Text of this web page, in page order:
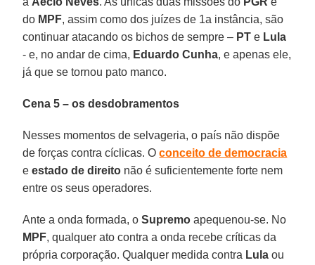
do MPF, assim como dos juízes de 1a instância, são
continuar atacando os bichos de sempre – PT e Lula
- e, no andar de cima, Eduardo Cunha, e apenas ele,
já que se tornou pato manco.
Cena 5 – os desdobramentos
Nesses momentos de selvageria, o país não dispõe
de forças contra cíclicas. Oconceito de democracia
eestado de direito não é suficientemente forte nem
entre os seus operadores.
Ante a onda formada, oSupremo apequenou-se. No
MPF, qualquer ato contra a onda recebe críticas da
própria corporação. Qualquer medida contra Lula ou